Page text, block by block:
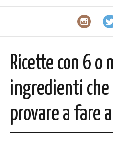
Ricette con 6 o
ingredienti
provare a fare